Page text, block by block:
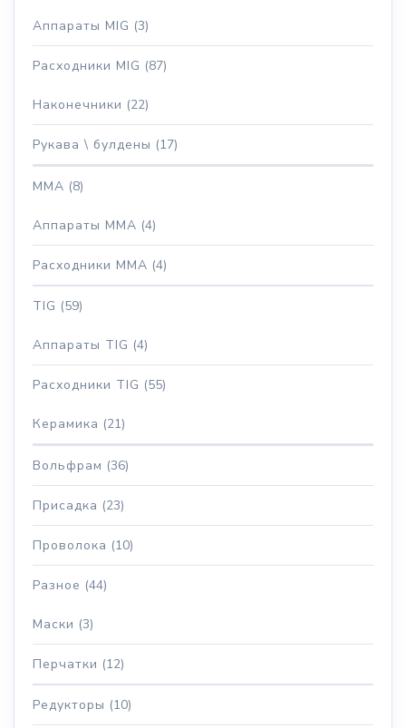
Аппараты MIG (3)
Расходники MIG (87)
Наконечники (22)
Рукава \ булдены (17)
MMA (8)
Аппараты MMA (4)
Расходники MMA (4)
TIG (59)
Аппараты TIG (4)
Расходники TIG (55)
Керамика (21)
Вольфрам (36)
Присадка (23)
Проволока (10)
Разное (44)
Маски (3)
Перчатки (12)
Редукторы (10)